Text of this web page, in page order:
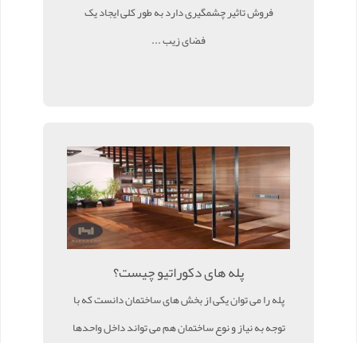
فروش تاثیر چشمگیری دارد به طور کلی ایجاد یک
فضای زیب ...
پله های دکوراتیو چیست؟
پله را می توان یکی از بخش های ساختمان دانست که با
توجه به نیاز و نوع ساختمان هم می تواند داخل واحدها